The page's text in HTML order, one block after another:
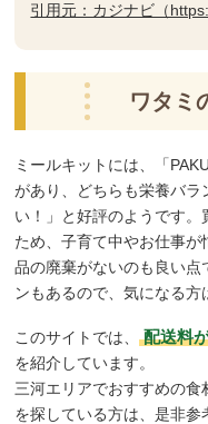
引用元：カジナビ（
ワタミ
ミールキットには、「
があり、どちらも栄養バラ
い！」と好評のようです
ため、子育て中やお仕事
品の廃棄がないのも良い
ンもあるので、気になる方
このサイトでは、 配送料
を紹介しています。
三河エリアでおすすめの
を探している方は、是非参